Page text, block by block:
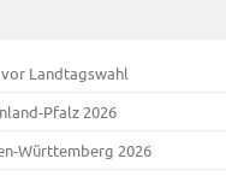
Landtagswahl
Pfalz 2026
Württemberg 2026